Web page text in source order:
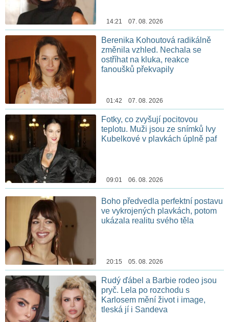
14:21 07. 08. 2026
Berenika Kohoutová radikálně
změnila vzhled. Nechala se
ostříhat na kluka, reakce
fanoušků překvapily
01:42 07. 08. 2026
Fotky, co zvyšují pocitovou
teplotu. Muži jsou ze snímků Ivy
Kubelkové v plavkách úplně paf
09:01 06. 08. 2026
Boho předvedla perfektní postavu
ve vykrojených plavkách, potom
ukázala realitu svého těla
20:15 05. 08. 2026
Rudý ďábel a Barbie rodeo jsou
pryč. Lela po rozchodu s
Karlosem mění život i image,
tleská jí i Sandeva